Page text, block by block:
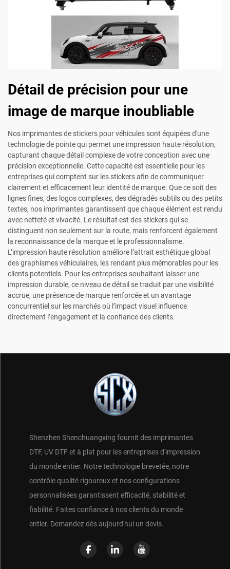
Détail de précision pour une
image de marque inoubliable
Nos imprimantes de stickers pour véhicules sont équipées d'une
technologie de pointe qui permet une impression haute résolution,
capturant chaque détail complexe de votre conception avec une
précision exceptionnelle. Cette capacité est essentielle pour les
entreprises qui comptent sur les stickers afin de communiquer
clairement et efficacement leur identité de marque. Que ce soit des
lignes fines, des logos complexes, des dégradés subtils ou des petits
textes, nos imprimantes garantissent que chaque élément est rendu
avec netteté et vivacité. Le résultat est des stickers qui se
distinguent non seulement sur la route, mais renforcent également
la reconnaissance de la marque et le professionnalisme.
L’impression haute résolution améliore l’attrait esthétique global
des graphismes véhiculaires, les rendant plus mémorables pour les
clients potentiels. Pour les entreprises souhaitant laisser une
impression durable, ce niveau de détail se traduit par une visibilité
accrue, une présence de marque renforcée et un avantage
concurrentiel sur les marchés où l’impact visuel influence
directement l’engagement et la confiance des clients.
Shenzhen Shenchuangxing fournit des imprimantes
DTF, UV DTF et à plat pour les entreprises d'impression
du monde entier. Notre technologie brevetée, notre
contrôle qualité rigoureux et nos configurations
personnalisées garantissent efficacité, stabilité et
fiabilité. Faites confiance à nos clients du monde
entier. Demandez dès aujourd'hui un devis.